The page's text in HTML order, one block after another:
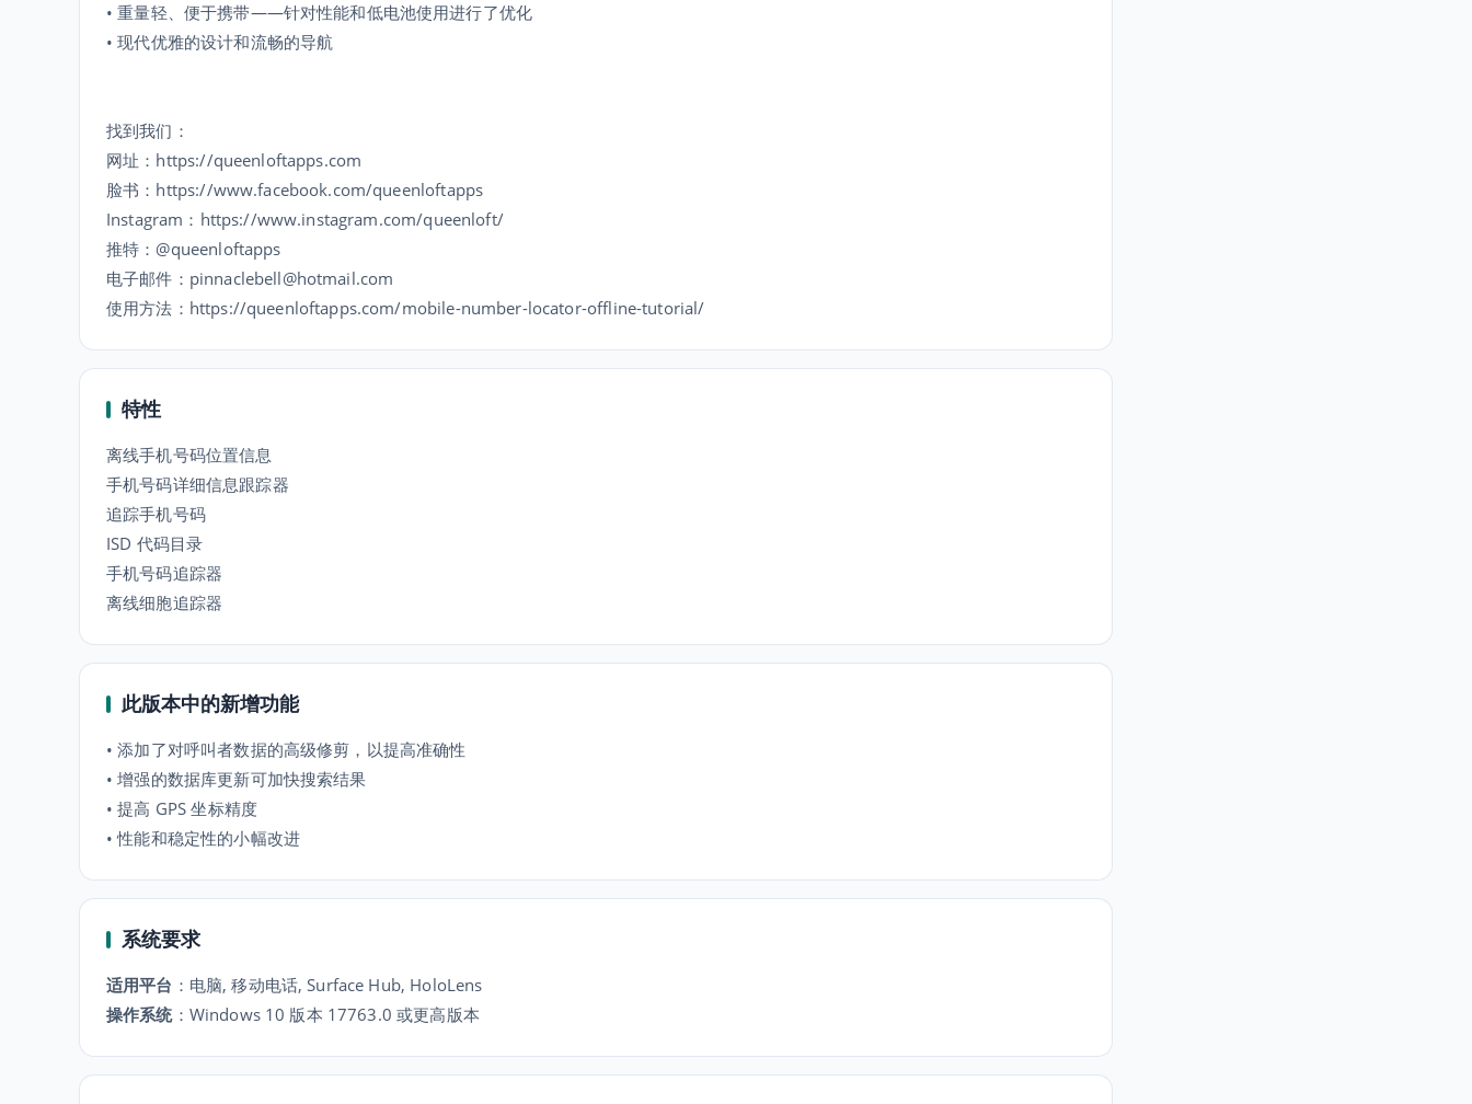
• 重量轻、便于携带——针对性能和低电池使用进行了优化
• 现代优雅的设计和流畅的导航
找到我们：
网址：https://queenloftapps.com
脸书：https://www.facebook.com/queenloftapps
Instagram：https://www.instagram.com/queenloft/
推特：@queenloftapps
电子邮件：pinnaclebell@hotmail.com
使用方法：https://queenloftapps.com/mobile-number-locator-offline-tutorial/
特性
离线手机号码位置信息
手机号码详细信息跟踪器
追踪手机号码
ISD 代码目录
手机号码追踪器
离线细胞追踪器
此版本中的新增功能
• 添加了对呼叫者数据的高级修剪，以提高准确性
• 增强的数据库更新可加快搜索结果
• 提高 GPS 坐标精度
• 性能和稳定性的小幅改进
系统要求
适用平台 ： 电脑, 移动电话, Surface Hub, HoloLens
操作系统： Windows 10 版本 17763.0 或更高版本